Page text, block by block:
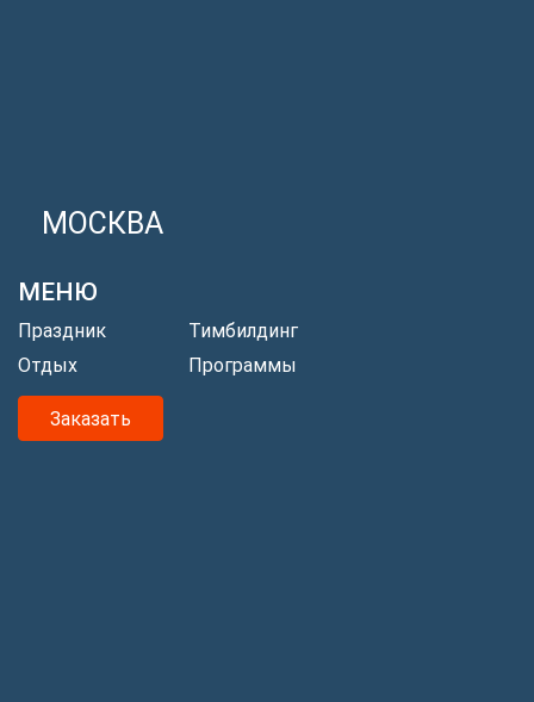
МОСКВА
МЕНЮ
Праздник
Тимбилдинг
Отдых
Программы
Заказать